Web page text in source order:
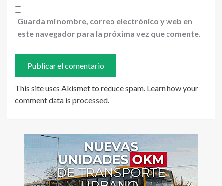
Guarda mi nombre, correo electrónico y web en
este navegador para la próxima vez que comente.
This site uses Akismet to reduce spam. Learn how your
comment data is processed.